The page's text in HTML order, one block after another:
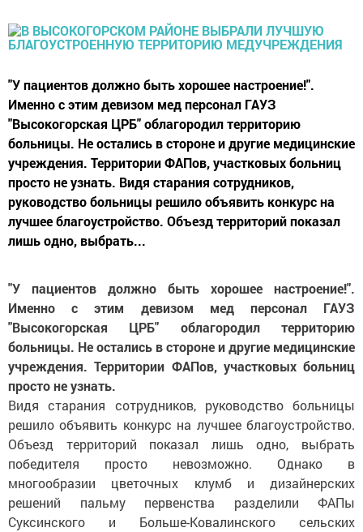
"У пациентов должно быть хорошее настроение!".
Именно с этим девизом мед персонал ГАУЗ
"Высокогорская ЦРБ" облагородил территорию
больницы. Не остались в стороне и другие медицинские
учреждения. Территории ФАПов, участковых больниц
просто не узнать. Видя старания сотрудников,
руководство больницы решило объявить конкурс на
лучшее благоустройство. Объезд территорий показал
лишь одно, выбрать...
"У пациентов должно быть хорошее настроение!".
Именно с этим девизом мед персонал ГАУЗ
"Высокогорская ЦРБ" облагородил территорию
больницы. Не остались в стороне и другие медицинские
учреждения. Территории ФАПов, участковых больниц
просто не узнать.
Видя старания сотрудников, руководство больницы
решило объявить конкурс на лучшее благоустройство.
Объезд территорий показал лишь одно, выбрать
победителя просто невозможно. Однако в
многообразии цветочных клумб и дизайнерских
решений пальму первенства разделили ФАПы
Суксинского и Больше-Ковалинского сельских